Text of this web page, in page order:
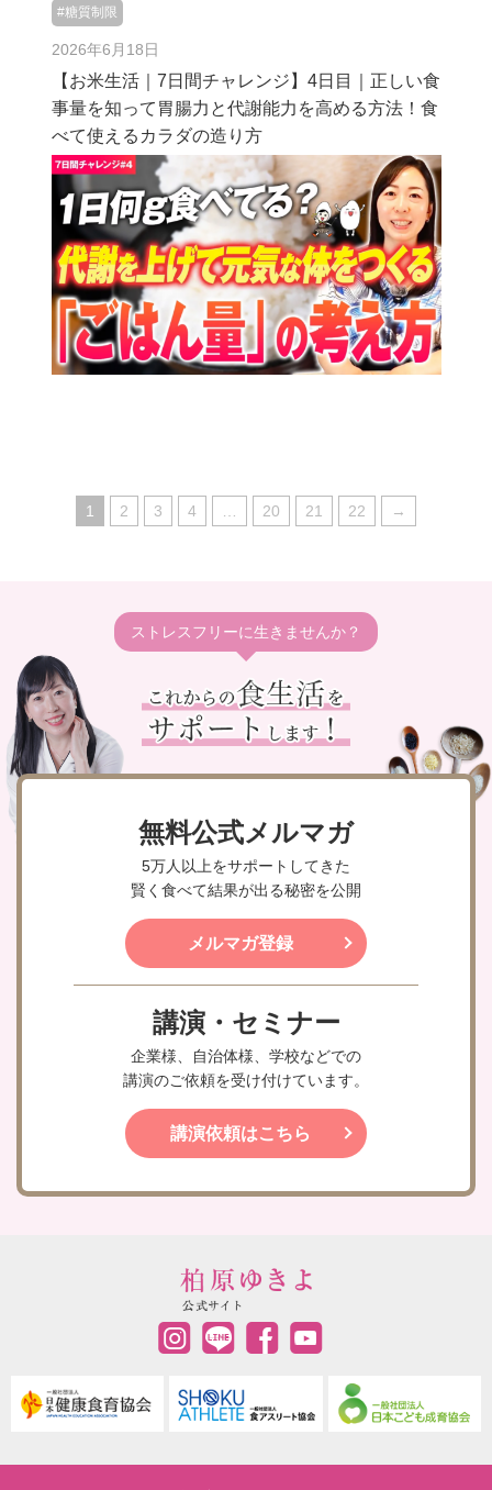
#糖質制限
2026年6月18日
【お米生活｜7日間チャレンジ】4日目｜正しい食
事量を知って胃腸力と代謝能力を高める方法！食
べて使えるカラダの造り方
1 2 3 4 20 21 22 →
ストレスフリーに生きませんか？
無料公式メルマガ
5万人以上をサポートしてきた
賢く食べて結果が出る秘密を公開
メルマガ登録
講演・セミナー
企業様、自治体様、学校などでの
講演のご依頼を受け付けています。
講演依頼はこちら